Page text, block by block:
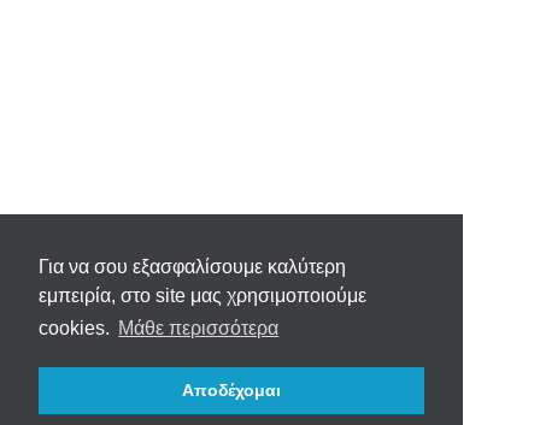
Για να σου εξασφαλίσουμε καλύτερη
εμπειρία, στο site μας χρησιμοποιούμε
cookies. Μάθε περισσότερα
Αποδέχομαι